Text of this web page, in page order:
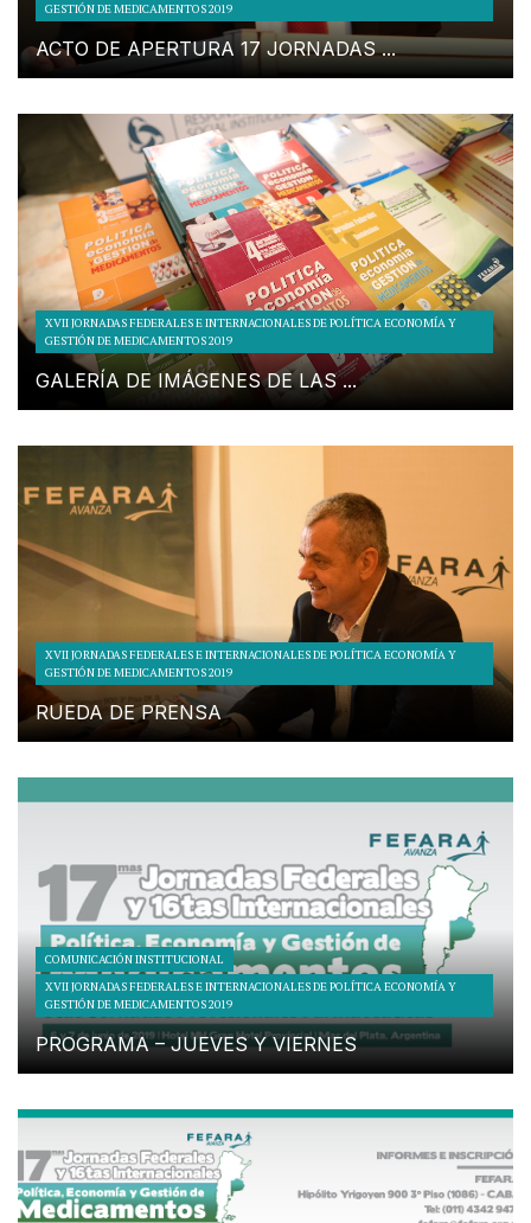
GESTIÓN DE MEDICAMENTOS 2019
ACTO DE APERTURA 17 JORNADAS ...
XVII JORNADAS FEDERALES E INTERNACIONALES DE POLÍTICA ECONOMÍA Y
GESTIÓN DE MEDICAMENTOS 2019
GALERÍA DE IMÁGENES DE LAS ...
XVII JORNADAS FEDERALES E INTERNACIONALES DE POLÍTICA ECONOMÍA Y
GESTIÓN DE MEDICAMENTOS 2019
RUEDA DE PRENSA
COMUNICACIÓN INSTITUCIONAL
XVII JORNADAS FEDERALES E INTERNACIONALES DE POLÍTICA ECONOMÍA Y
GESTIÓN DE MEDICAMENTOS 2019
PROGRAMA – JUEVES Y VIERNES